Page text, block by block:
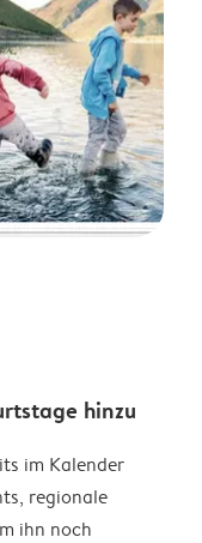
hinzu
im Kalender
regionale
ihn noch